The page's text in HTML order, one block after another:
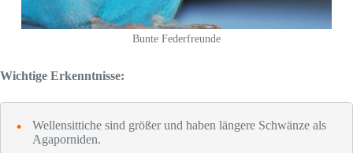
Bunte Federfreunde
Wichtige Erkenntnisse:
Wellensittiche sind größer und haben längere Schwänze als
Agaporniden.